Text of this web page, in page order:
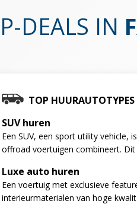
DEALS IN
TOP HUURAUTOTYPES
SUV huren
Een SUV, een sport utility vehicle,
offroad voertuigen combineert.
Luxe auto huren
Een voertuig met exclusieve
interieurmaterialen van hoge